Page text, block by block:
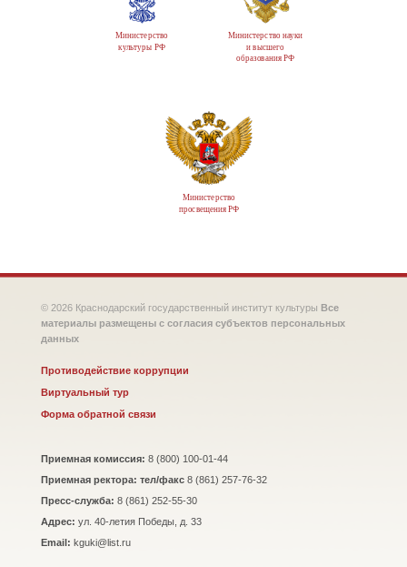
Министерство
культуры РФ
Министерство науки
и высшего
образования РФ
Министерство
просвещения РФ
© 2026 Краснодарский государственный институт культуры Все
материалы размещены с согласия субъектов персональных
данных
Противодействие коррупции
Виртуальный тур
Форма обратной связи
Приемная комиссия: 8 (800) 100-01-44
Приемная ректора: тел/факс 8 (861) 257-76-32
Пресс-служба: 8 (861) 252-55-30
Адрес: ул. 40-летия Победы, д. 33
Email: kguki@list.ru